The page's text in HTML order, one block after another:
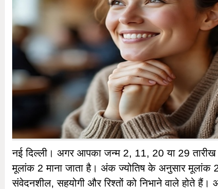
नई दिल्ली। अगर आपका जन्म 2, 11, 20 या 29
मूलांक 2 माना जाता है। अंक ज्योतिष के अनुसार मूलांक
संवेदनशील, सहयोगी और रिश्तों को निभाने वाले होते हैं।